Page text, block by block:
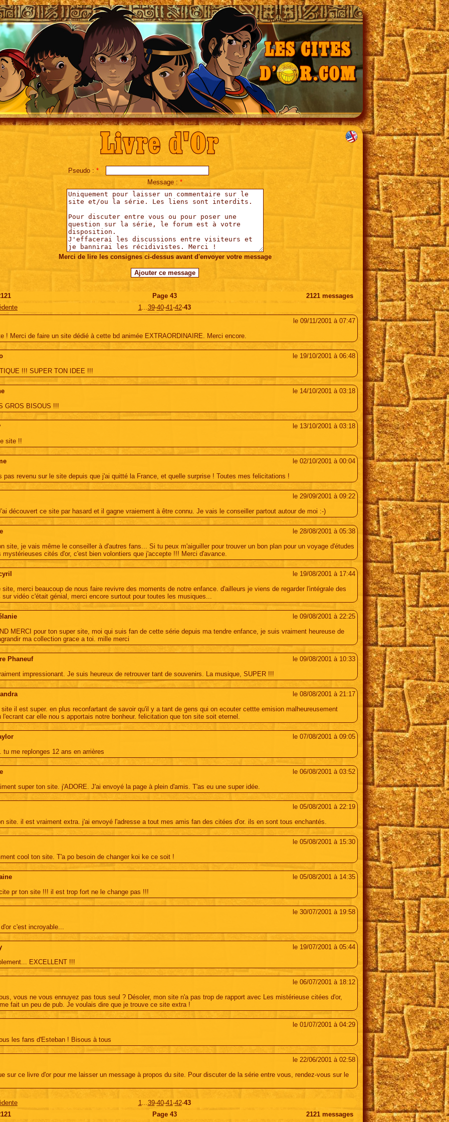
Livre d'Or
Pseudo : *
Message : *
Merci de lire les consignes ci-dessus avant d'envoyer votre message
Page 43 2121 messages
1...39-40-41-42-43
le 09/11/2001 à 07:47
! Merci de faire un site dédié à cette bd animée EXTRAORDINAIRE. Merci encore.
le 19/10/2001 à 06:48
!!! SUPER TON IDEE !!!
le 14/10/2001 à 03:18
GROS BISOUS !!!
le 13/10/2001 à 03:18
site !!
le 02/10/2001 à 00:04
pas revenu sur le site depuis que j'ai quitté la France, et quelle surprise ! Toutes mes felicitations !
le 29/09/2001 à 09:22
découvert ce site par hasard et il gagne vraiement à être connu. Je vais le conseiller partout autour de moi :-)
le 28/08/2001 à 05:38
site, je vais même le conseiller à d'autres fans... Si tu peux m'aiguiller pour trouver un bon plan pour un voyage d'études
mystérieuses cités d'or, c'est bien volontiers que j'accepte !!! Merci d'avance.
le 19/08/2001 à 17:44
site, merci beaucoup de nous faire revivre des moments de notre enfance. d'ailleurs je viens de regarder l'intégrale des
sur vidéo c'était génial, merci encore surtout pour toutes les musiques...
le 09/08/2001 à 22:25
MERCI pour ton super site, moi qui suis fan de cette série depuis ma tendre enfance, je suis vraiment heureuse de
ma collection grace a toi. mille merci
le 09/08/2001 à 10:33
Phaneuf
impressionant. Je suis heureux de retrouver tant de souvenirs. La musique, SUPER !!!
le 08/08/2001 à 21:17
il est super. en plus reconfartant de savoir qu'il y a tant de gens qui on ecouter cettte emision malheureusement
l'ecrant car elle nou s apportais notre bonheur. felicitation que ton site soit eternel.
le 07/08/2001 à 09:05
tu me replonges 12 ans en arrières
le 06/08/2001 à 03:52
super ton site. j'ADORE. J'ai envoyé la page à plein d'amis. T'as eu une super idée.
le 05/08/2001 à 22:19
site. il est vraiment extra. j'ai envoyé l'adresse a tout mes amis fan des citées d'or. ils en sont tous enchantés.
le 05/08/2001 à 15:30
cool ton site. T'a po besoin de changer koi ke ce soit !
le 05/08/2001 à 14:35
pr ton site !!! il est trop fort ne le change pas !!!
le 30/07/2001 à 19:58
c'est incroyable...
le 19/07/2001 à 05:44
EXCELLENT !!!
le 06/07/2001 à 18:12
vous ne vous ennuyez pas tous seul ? Désoler, mon site n'a pas trop de rapport avec Les mistérieuse citées d'or,
fait un peu de pub. Je voulais dire que je trouve ce site extra !
le 01/07/2001 à 04:29
les fans d'Esteban ! Bisous à tous
le 22/06/2001 à 02:58
sur ce livre d'or pour me laisser un message à propos du site. Pour discuter de la série entre vous, rendez-vous sur le
1...39-40-41-42-43
Page 43 2121 messages